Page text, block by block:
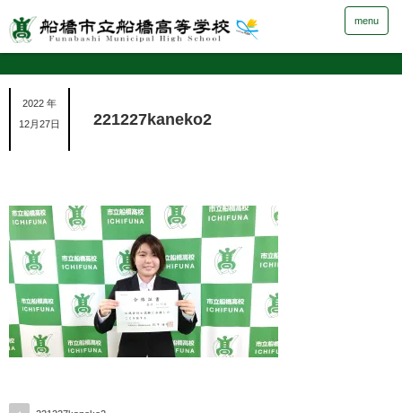
menu
2022 年
12月27日
221227kaneko2